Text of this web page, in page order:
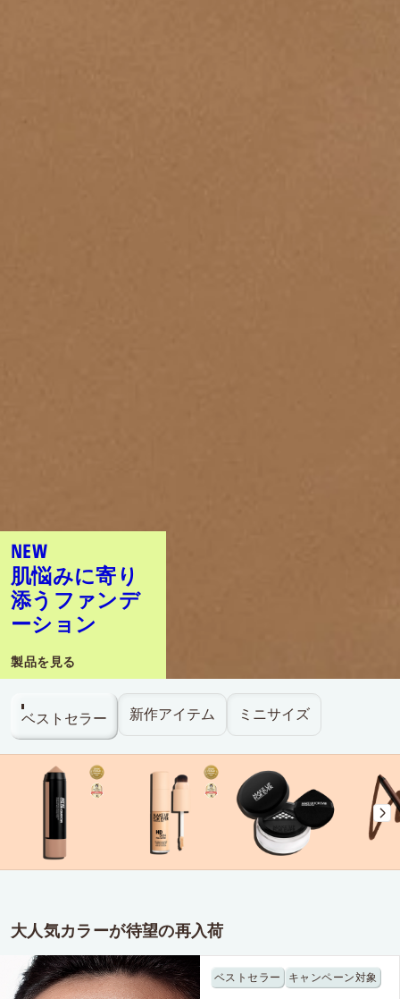
NEW
肌悩みに寄り
添うファンデ
ーション
製品を見る
ベストセラー 新作アイテム ミニサイズ
大人気カラーが待望の再入荷
ベストセラー キャンペーン対象